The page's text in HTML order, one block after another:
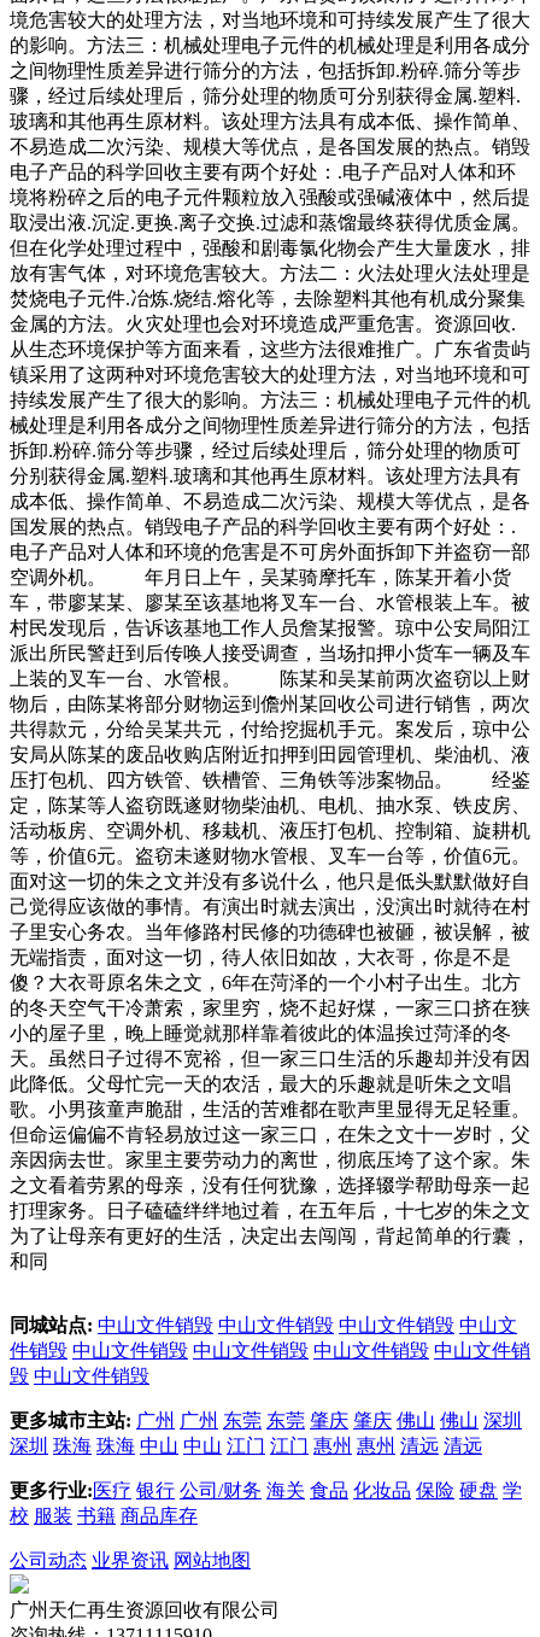
境危害较大的处理方法，对当地环境和可持续发展产生了很大
的影响。方法三：机械处理电子元件的机械处理是利用各成分
之间物理性质差异进行筛分的方法，包括拆卸.粉碎.筛分等步
骤，经过后续处理后，筛分处理的物质可分别获得金属.塑料.
玻璃和其他再生原材料。该处理方法具有成本低、操作简单、
不易造成二次污染、规模大等优点，是各国发展的热点。销毁
电子产品的科学回收主要有两个好处：.电子产品对人体和环
境将粉碎之后的电子元件颗粒放入强酸或强碱液体中，然后提
取浸出液.沉淀.更换.离子交换.过滤和蒸馏最终获得优质金属。
但在化学处理过程中，强酸和剧毒氯化物会产生大量废水，排
放有害气体，对环境危害较大。方法二：火法处理火法处理是
焚烧电子元件.冶炼.烧结.熔化等，去除塑料其他有机成分聚集
金属的方法。火灾处理也会对环境造成严重危害。资源回收.
从生态环境保护等方面来看，这些方法很难推广。广东省贵屿
镇采用了这两种对环境危害较大的处理方法，对当地环境和可
持续发展产生了很大的影响。方法三：机械处理电子元件的机
械处理是利用各成分之间物理性质差异进行筛分的方法，包括
拆卸.粉碎.筛分等步骤，经过后续处理后，筛分处理的物质可
分别获得金属.塑料.玻璃和其他再生原材料。该处理方法具有
成本低、操作简单、不易造成二次污染、规模大等优点，是各
国发展的热点。销毁电子产品的科学回收主要有两个好处：.
电子产品对人体和环境的危害是不可房外面拆卸下并盗窃一部
空调外机。 年月日上午，吴某骑摩托车，陈某开着小货
车，带廖某某、廖某至该基地将叉车一台、水管根装上车。被
村民发现后，告诉该基地工作人员詹某报警。琼中公安局阳江
派出所民警赶到后传唤人接受调查，当场扣押小货车一辆及车
上装的叉车一台、水管根。 陈某和吴某前两次盗窃以上财
物后，由陈某将部分财物运到儋州某回收公司进行销售，两次
共得款元，分给吴某共元，付给挖掘机手元。案发后，琼中公
安局从陈某的废品收购店附近扣押到田园管理机、柴油机、液
压打包机、四方铁管、铁槽管、三角铁等涉案物品。 经鉴
定，陈某等人盗窃既遂财物柴油机、电机、抽水泵、铁皮房、
活动板房、空调外机、移栽机、液压打包机、控制箱、旋耕机
等，价值6元。盗窃未遂财物水管根、叉车一台等，价值6元。
面对这一切的朱之文并没有多说什么，他只是低头默默做好自
己觉得应该做的事情。有演出时就去演出，没演出时就待在村
子里安心务农。当年修路村民修的功德碑也被砸，被误解，被
无端指责，面对这一切，待人依旧如故，大衣哥，你是不是
傻？大衣哥原名朱之文，6年在菏泽的一个小村子出生。北方
的冬天空气干冷萧索，家里穷，烧不起好煤，一家三口挤在狭
小的屋子里，晚上睡觉就那样靠着彼此的体温挨过菏泽的冬
天。虽然日子过得不宽裕，但一家三口生活的乐趣却并没有因
此降低。父母忙完一天的农活，最大的乐趣就是听朱之文唱
歌。小男孩童声脆甜，生活的苦难都在歌声里显得无足轻重。
但命运偏偏不肯轻易放过这一家三口，在朱之文十一岁时，父
亲因病去世。家里主要劳动力的离世，彻底压垮了这个家。朱
之文看着劳累的母亲，没有任何犹豫，选择辍学帮助母亲一起
打理家务。日子磕磕绊绊地过着，在五年后，十七岁的朱之文
为了让母亲有更好的生活，决定出去闯闯，背起简单的行囊，
和同
同城站点: 中山文件销毁 中山文件销毁 中山文件销毁 中山文
件销毁 中山文件销毁 中山文件销毁 中山文件销毁 中山文件销
毁 中山文件销毁
更多城市主站: 广州 广州 东莞 东莞 肇庆 肇庆 佛山 佛山 深圳
深圳 珠海 珠海 中山 中山 江门 江门 惠州 惠州 清远 清远
更多行业: 医疗 银行 公司/财务 海关 食品 化妆品 保险 硬盘 学
校 服装 书籍 商品库存
公司动态 业界资讯 网站地图
广州天仁再生资源回收有限公司